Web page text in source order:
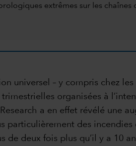
extrêmes sur les
universel – y compris chez
organisées à
a en effet révélé une
particulièrement des
de deux fois plus qu’il y a 10